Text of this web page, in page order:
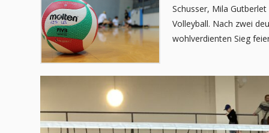
Schusser, Mila
Volleyball. Nach zwei
wohlverdienten Sieg